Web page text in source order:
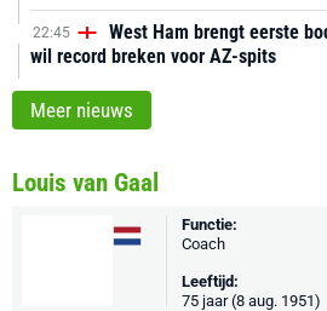
22:45
West Ham brengt eerste
wil record breken voor AZ-spits
Meer nieuws
Louis van Gaal
Functie:
Coach
Leeftijd:
75 jaar (8 aug. 1951)